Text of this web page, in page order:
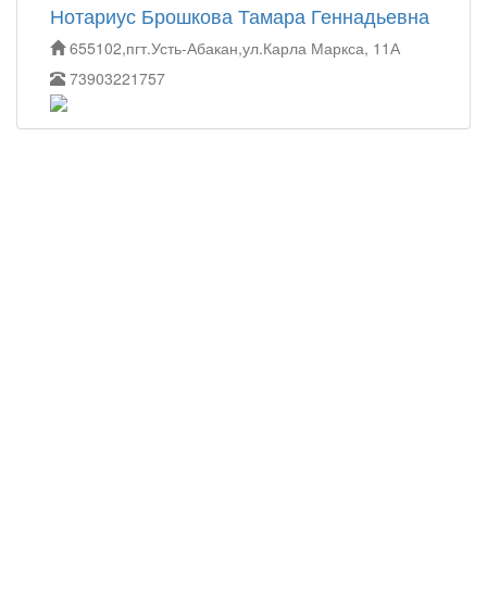
Нотариус Брошкова Тамара Геннадьевна
655102,пгт.Усть-Абакан,ул.Карла Маркса, 11А
73903221757